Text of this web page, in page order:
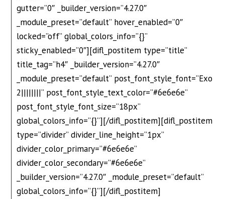
gutter=”0″ _builder_version=”4.27.0″
_module_preset=”default” hover_enabled=”0″
locked=”off” global_colors_info=”{}”
sticky_enabled=”0″][difl_postitem type=”title”
title_tag=”h4″ _builder_version=”4.27.0″
_module_preset=”default” post_font_style_font=”Exo
2||||||||” post_font_style_text_color=”#6e6e6e”
post_font_style_font_size=”18px”
global_colors_info=”{}”][/difl_postitem][difl_postitem
type=”divider” divider_line_height=”1px”
divider_color_primary=”#6e6e6e”
divider_color_secondary=”#6e6e6e”
_builder_version=”4.27.0″ _module_preset=”default”
global_colors_info=”{}”][/difl_postitem]